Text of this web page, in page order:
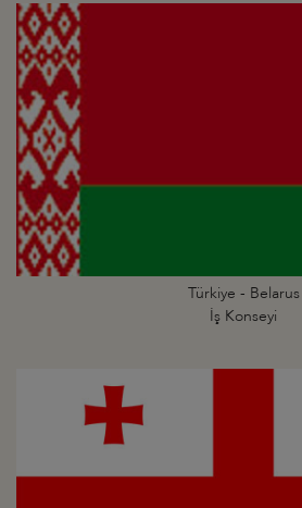
Türkiye - Belarus
İş Konseyi